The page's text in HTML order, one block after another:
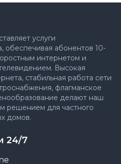
услуги
обеспечивая абонентов 10-
интернетом и
Высокая
стабильная работа сети
флагманское
делают наш
решением для частного
домов.
24/7